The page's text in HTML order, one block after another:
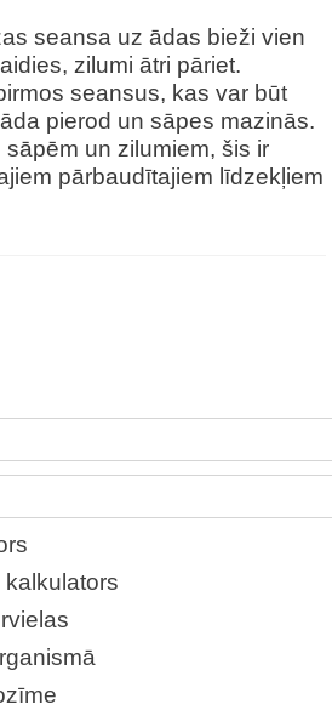
kalkulators
seansa uz ādas bieži vien
zilumi ātri pāriet.
seansus, kas var būt
pierod un sāpes mazinās.
un zilumiem, šis ir
pārbaudītajiem līdzekļiem